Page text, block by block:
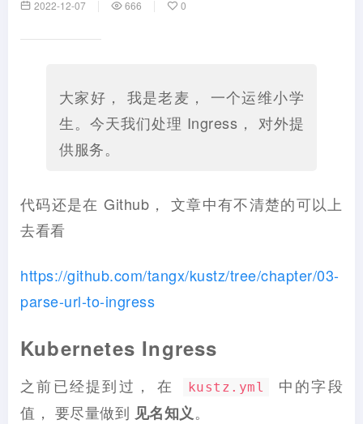
2022-12-07 666 0
大家好， 我是老麦， 一个运维小学
生。今天我们处理 Ingress， 对外提
供服务。
代码还是在 Github， 文章中有不清楚的可以上
去看看
https://github.com/tangx/kustz/tree/chapter/03-
parse-url-to-ingress
Kubernetes Ingress
之前已经提到过， 在 kustz.yml
中的字段
值， 要尽量做到 见名知义。